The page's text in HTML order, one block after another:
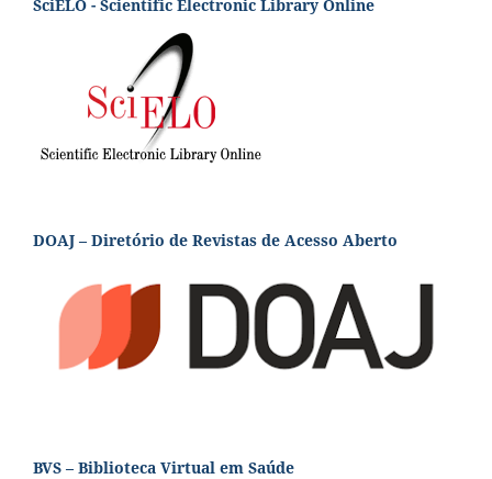
SciELO - Scientific Electronic Library Online
DOAJ – Diretório de Revistas de Acesso Aberto
BVS – Biblioteca Virtual em Saúde